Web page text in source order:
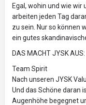
Egal, wohin und wie
arbeiten jeden Tag
zu sein. Nur so können
ein gutes
DAS MACHT JYSK AUS:
Team Spirit
Nach unseren JYSK
Und das Schöne daran
Augenhöhe begegnet